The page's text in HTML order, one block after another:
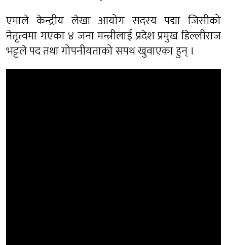
एमाले केन्द्रीय लेखा आयोग सदस्य पद्मा जिसीको
नेतृत्वमा गएका ४ जना मन्त्रीलाई प्रदेश प्रमुख डिल्लीराज
भट्टले पद तथा गोपनीयताको सपथ खुवाएका हुन् ।